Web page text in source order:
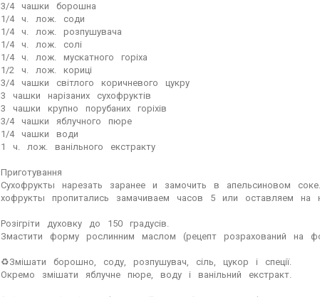
3/4⠀чашки⠀борошна⁣⁣⠀
1/4⠀ч.⠀лож.⠀соди⁣⁣⠀
1/4⠀ч.⠀лож.⠀розпушувача⁣⁣⠀
1/4⠀ч.⠀лож.⠀солі⁣⁣⠀
1/4⠀ч.⠀лож.⠀мускатного⠀горіха⁣⁣⠀
1/2⠀ч.⠀лож.⠀кориці⁣⁣⠀
3/4⠀чашки⠀світлого⠀коричневого⠀цукру⁣⁣⠀
3⠀чашки⠀нарізаних⠀сухофруктів⁣⁣⠀
3⠀чашки⠀крупно⠀порубаних⠀горіхів⁣⁣⠀
3/4⠀чашки⠀яблучного⠀пюре⁣⁣⠀
1/4⠀чашки⠀води⁣⁣⠀
1⠀ч.⠀лож.⠀ванільного⠀екстракту⁣⁣⠀
Приготування⁣⁣⠀
Розігріти⠀духовку⠀до⠀150⠀градусів.⁣⁣⠀
♻️Змішати⠀борошно,⠀соду,⠀розпушувач,⠀сіль,⠀цукор⠀і⠀спеції.⁣⁣⠀
Окремо⠀змішати⠀яблучне⠀пюре,⠀воду⠀і⠀ванільний⠀екстракт.⁣⁣⠀